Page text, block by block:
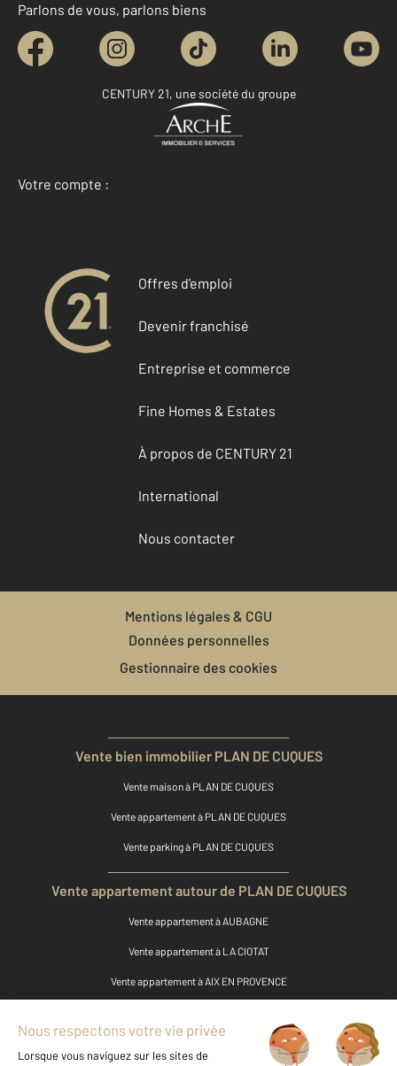
Parlons de vous, parlons biens
CENTURY 21, une société du groupe
Votre compte :
Accéder à mon compte
Offres d'emploi
Devenir franchisé
Entreprise et commerce
Fine Homes & Estates
À propos de CENTURY 21
International
Nous contacter
Mentions légales & CGU
Données personnelles
Gestionnaire des cookies
Vente bien immobilier PLAN DE CUQUES
Vente maison à PLAN DE CUQUES
Vente appartement à PLAN DE CUQUES
Vente parking à PLAN DE CUQUES
Vente appartement autour de PLAN DE CUQUES
Vente appartement à AUBAGNE
Vente appartement à LA CIOTAT
Vente appartement à AIX EN PROVENCE
Vente appartement à ALLAUCH